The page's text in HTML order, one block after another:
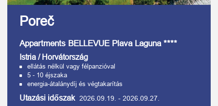
Poreč
Appartments BELLEVUE Plava Laguna ****
Istria / Horvátország
ellátás nélkül vagy félpanzióval
5 - 10 éjszaka
energia-átalánydíj és végtakarítás
Utazási időszak 2026.09.19. - 2026.09.27.